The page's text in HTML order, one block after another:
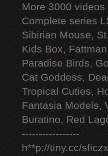
More 3000
Complete series
Sibirian Mouse,
Kids Box,
Paradise Birds,
Cat Goddess,
Tropical Cuties,
Fantasia Models,
Buratino, Red
-----------------
h**p://tiny.cc/sficzx